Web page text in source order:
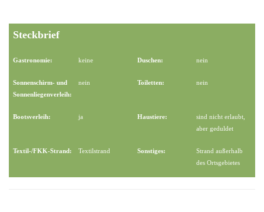
Steckbrief
Gastronomie: keine Duschen: nein
Sonnenschirm- und
Sonnenliegenverleih:
nein Toiletten: nein
Bootsverleih: ja Haustiere:
sind nicht erlaubt,
aber geduldet
Textil-/FKK-Strand: Textilstrand Sonstiges:
Strand außerhalb
des Ortsgebietes